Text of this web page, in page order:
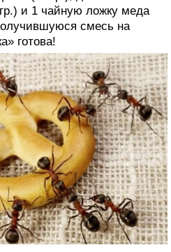
и 1 чайную ложку меда
смесь на
готова!